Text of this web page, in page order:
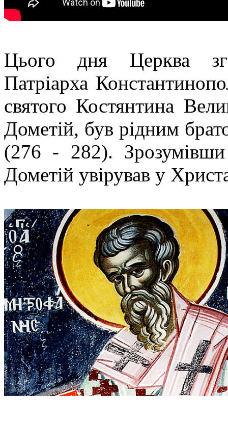
Цього дня Церква
Патріарха
святого Костянтина
Дометій, був рідним
(276 - 282). Зрозумівши
Дометій увірував у